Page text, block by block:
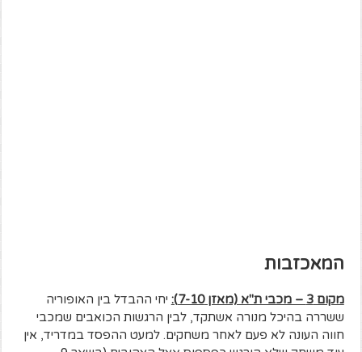
המאכזבות
מקום 3 – מכבי ת"א (מאזן 7-10):
יחי ההבדל בין האופוריה
ששררה בהיכל מנורה אשתקד, לבין הרגשות הכואבים שמכבי
חווה העונה לא פעם לאחר משחקים. למעט ההפסד במדריד, אין